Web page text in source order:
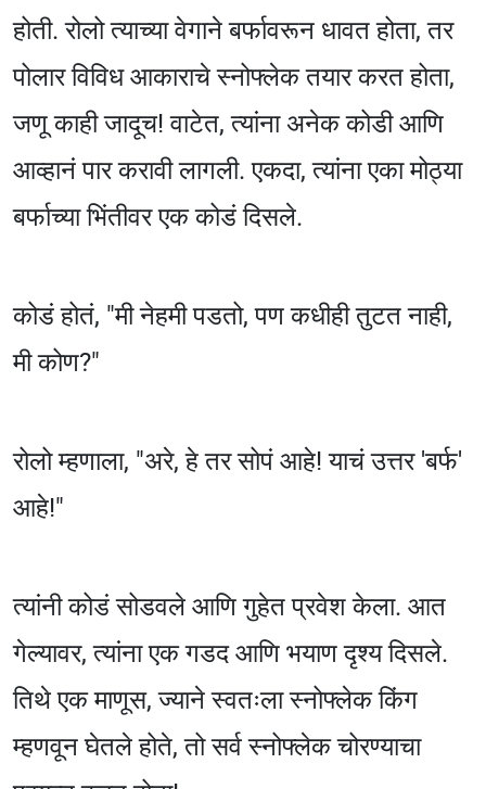
होती. रोलो त्याच्या वेगाने बर्फावरून धावत होता, तर
पोलार विविध आकाराचे स्नोफ्लेक तयार करत होता,
जणू काही जादूच! वाटेत, त्यांना अनेक कोडी आणि
आव्हानं पार करावी लागली. एकदा, त्यांना एका मोठ्या
बर्फाच्या भिंतीवर एक कोडं दिसले.
कोडं होतं, "मी नेहमी पडतो, पण कधीही तुटत नाही,
मी कोण?"
रोलो म्हणाला, "अरे, हे तर सोपं आहे! याचं उत्तर 'बर्फ'
आहे!"
त्यांनी कोडं सोडवले आणि गुहेत प्रवेश केला. आत
गेल्यावर, त्यांना एक गडद आणि भयाण दृश्य दिसले.
तिथे एक माणूस, ज्याने स्वतःला स्नोफ्लेक किंग
म्हणवून घेतले होते, तो सर्व स्नोफ्लेक चोरण्याचा